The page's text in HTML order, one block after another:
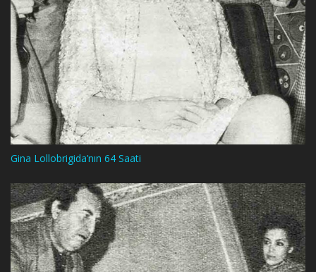
Gina Lollobrigida’nın 64 Saati